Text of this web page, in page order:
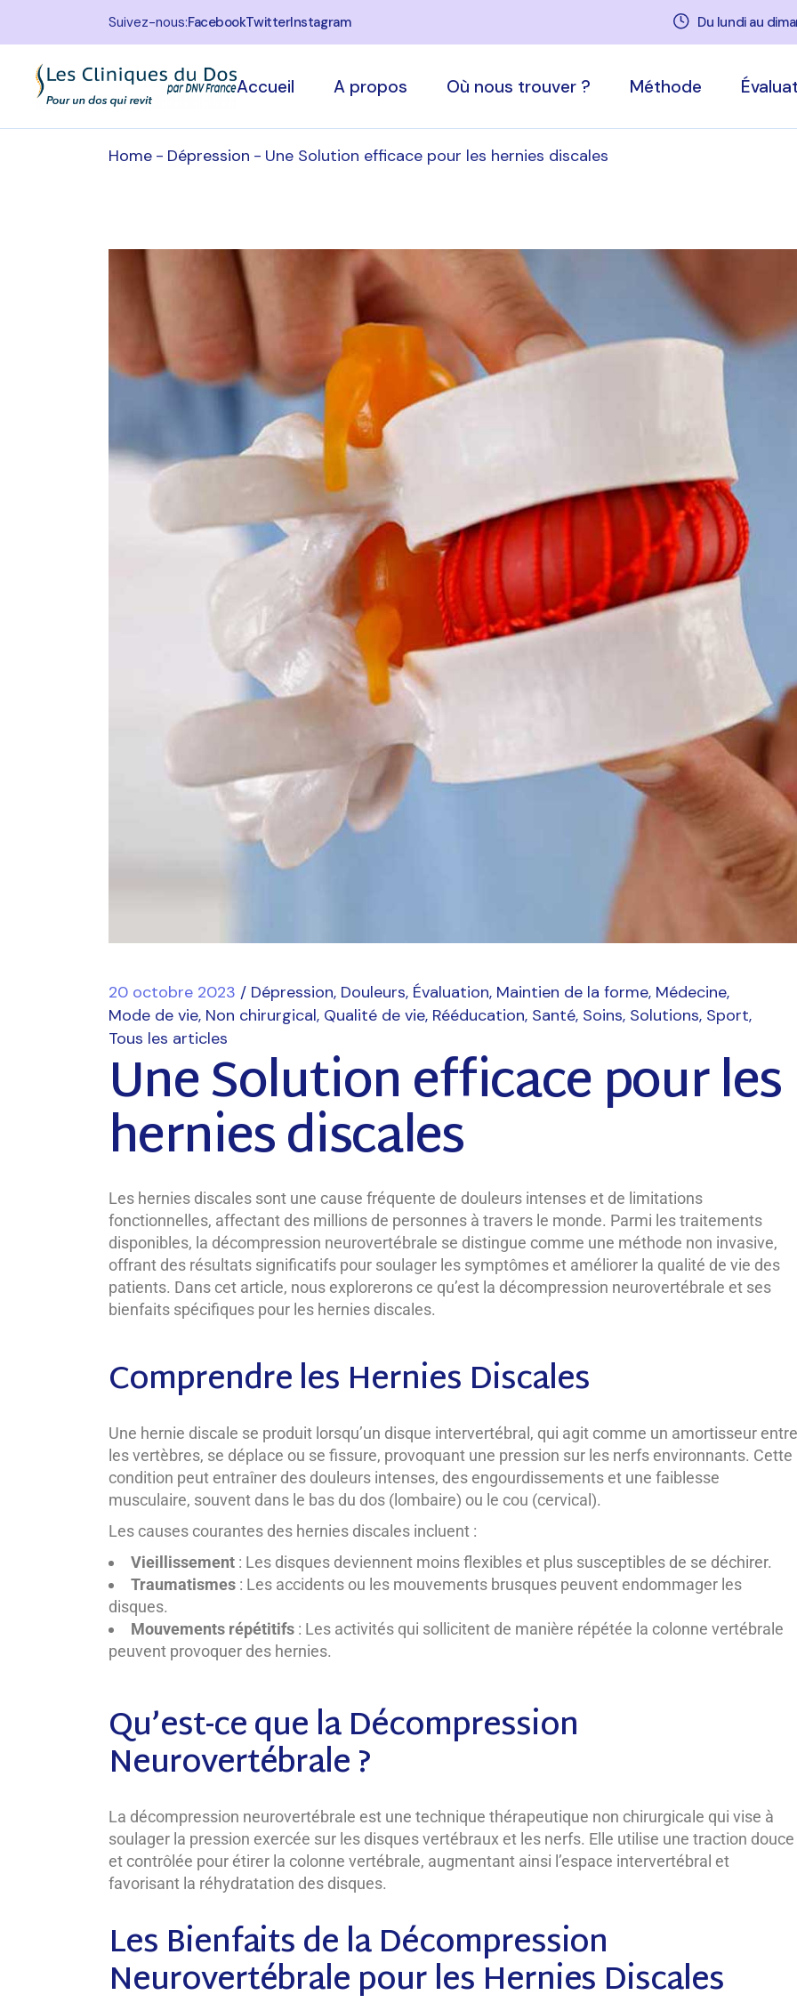
Suivez-nous:FacebookTwitterInstagram Du lundi au
Accueil A propos Où nous trouver ? Méthode
Symptômes
Home Dépression Une Solution efficace pour les hernies discales
20 octobre 2023 Dépression Douleurs Évaluation Maintien de la forme Médecine
Mode de vie Non chirurgical Qualité de vie Rééducation Santé Soins Solutions Sport
Tous les articles
Une Solution efficace pour les
hernies discales
Les hernies discales sont une cause fréquente de douleurs intenses et de limitations
fonctionnelles, affectant des millions de personnes à travers le monde. Parmi les traitements
disponibles, la décompression neurovertébrale se distingue comme une méthode non invasive,
offrant des résultats significatifs pour soulager les symptômes et améliorer la qualité de vie des
patients. Dans cet article, nous explorerons ce qu’est la décompression neurovertébrale et ses
bienfaits spécifiques pour les hernies discales.
Comprendre les Hernies Discales
Une hernie discale se produit lorsqu’un disque intervertébral, qui agit comme un amortisseur entre
les vertèbres, se déplace ou se fissure, provoquant une pression sur les nerfs environnants. Cette
condition peut entraîner des douleurs intenses, des engourdissements et une faiblesse
musculaire, souvent dans le bas du dos (lombaire) ou le cou (cervical).
Les causes courantes des hernies discales incluent :
Vieillissement : Les disques deviennent moins flexibles et plus susceptibles de se déchirer.
Traumatismes : Les accidents ou les mouvements brusques peuvent endommager les
disques.
Mouvements répétitifs : Les activités qui sollicitent de manière répétée la colonne vertébrale
peuvent provoquer des hernies.
Qu’est-ce que la Décompression
Neurovertébrale ?
La décompression neurovertébrale est une technique thérapeutique non chirurgicale qui vise à
soulager la pression exercée sur les disques vertébraux et les nerfs. Elle utilise une traction douce
et contrôlée pour étirer la colonne vertébrale, augmentant ainsi l’espace intervertébral et
favorisant la réhydratation des disques.
Les Bienfaits de la Décompression
Neurovertébrale pour les Hernies Discales